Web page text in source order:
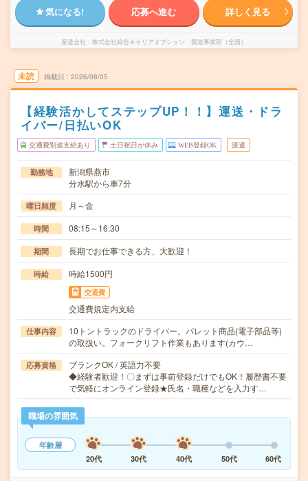
気になる! 応募へ進む 詳しく見る
派遣会社 株式会社綜合キャリアオプション 製造事業部（全国）
未読 掲載日 2026/08/05
【経験活かしてステップUP！！】運送・ドラ
イバー/日払いOK
交通費別途支給あり 土日祝日が休み WEB登録OK 派遣
勤務地
新潟県燕市
分水駅から車7分
曜日頻度 月～金
時間 08:15～16:30
期間 長期でお仕事できる方、大歓迎！
時給 時給1500円
交通費
交通費規定内支給
仕事内容
10トントラックのドライバー。パレット商品(電子部品等)
の取扱い。フォークリフト作業もあります(カウ…
応募資格
ブランクOK / 英語力不要
◆経験者歓迎！〇まずは事前登録だけでもOK！履歴書不要
で気軽にオンライン登録★氏名・職種などを入力す…
職場の雰囲気
年齢層
20代
30代 40代 50代 60代